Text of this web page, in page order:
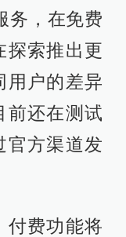
务，在免费
探索推出更
用户的差异
前还在测试
官方渠道发
付费功能将